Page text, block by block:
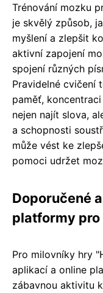
Trénování mozku
je skvělý způsob,
myšlení a zlepšit
aktivní zapojení
spojení různých
Pravidelné cvičení
paměť,
nejen najít slova,
a schopnosti
může vést ke
pomoci udržet
Doporučené
platformy pro
Pro milovníky hry
aplikací a online
zábavnou aktivitu